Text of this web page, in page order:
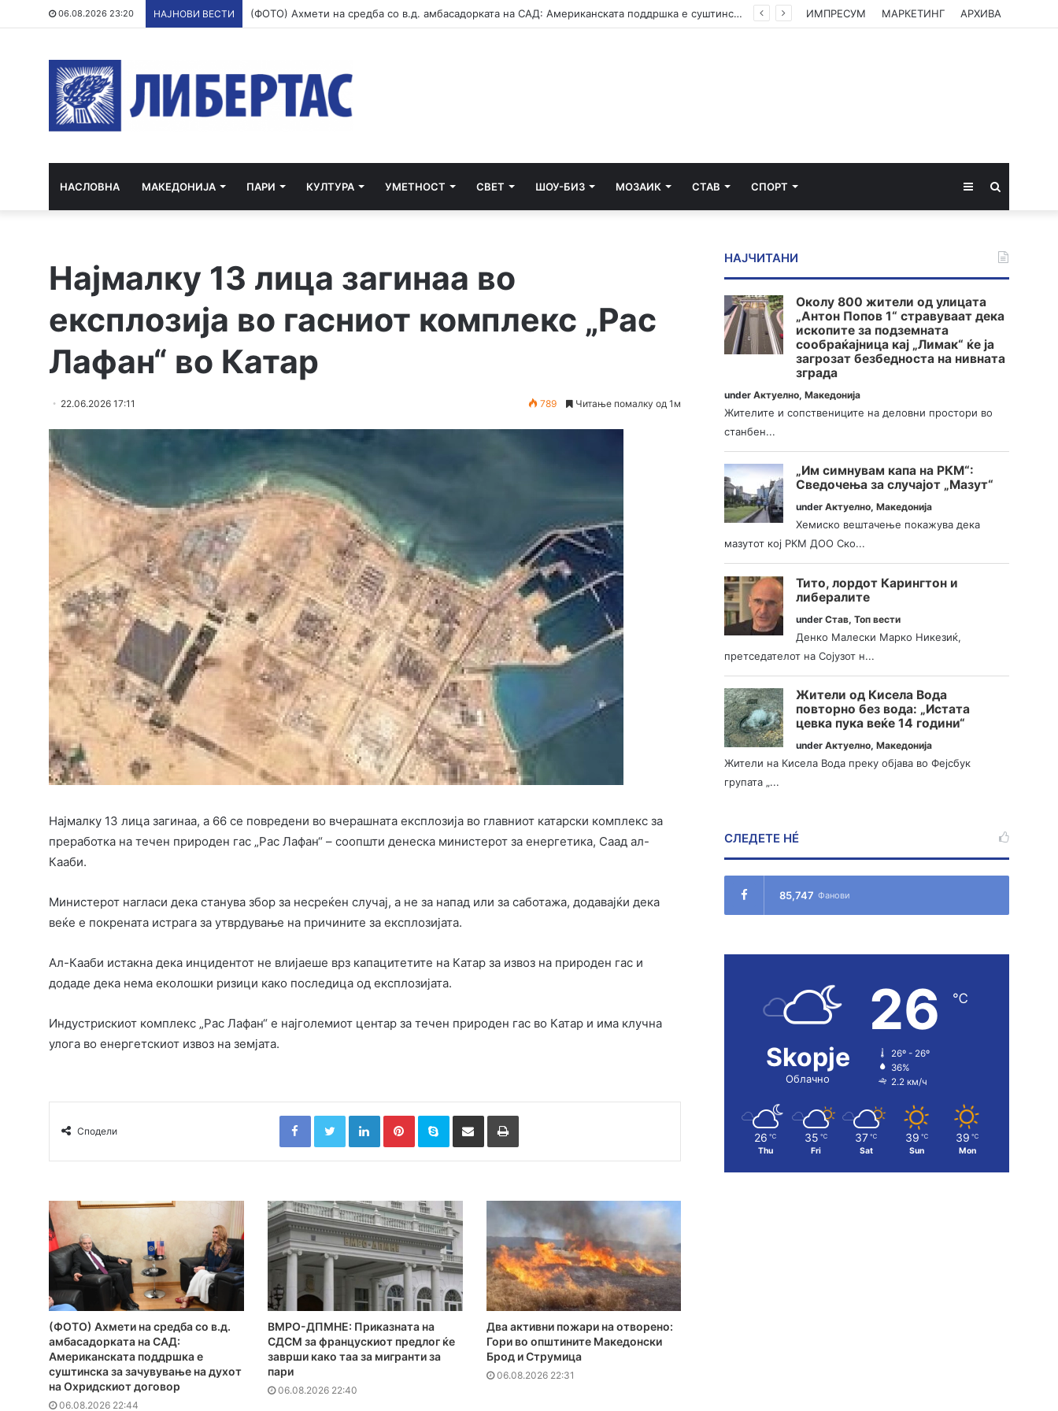
06.08.2026 23:20 НАЈНОВИ ВЕСТИ (ФОТО) Ахмети на средба со в.д. амбасадорката на САД: Американската поддршка е суштинска за зачувување на духот на Охридскиот договор ИМПРЕСУМ МАРКЕТИНГ АРХИВА
НАСЛОВНА МАКЕДОНИЈА ПАРИ КУЛТУРА УМЕТНОСТ СВЕТ ШОУ-БИЗ МОЗАИК СТАВ СПОРТ Sidebar
Најмалку 13 лица загинаа во
експлозија во гасниот комплекс „Рас
Лафан“ во Катар
22.06.2026 17:11 789 Читање помалку од 1м
Најмалку 13 лица загинаа, а 66 се повредени во вчерашната експлозија во главниот катарски комплекс за
преработка на течен природен гас „Рас Лафан“ – соопшти денеска министерот за енергетика, Саад ал-
Кааби.
Министерот нагласи дека станува збор за несреќен случај, а не за напад или за саботажа, додавајќи дека
веќе е покрената истрага за утврдување на причините за експлозијата.
Ал-Кааби истакна дека инцидентот не влијаеше врз капацитетите на Катар за извоз на природен гас и
додаде дека нема еколошки ризици како последица од експлозијата.
Индустрискиот комплекс „Рас Лафан“ е најголемиот центар за течен природен гас во Катар и има клучна
улога во енергетскиот извоз на земјата.
Сподели
FacebookTwitterLinkedInPinterestSkype Сподели преку Е-маил Испринтај
(ФОТО) Ахмети на средба со в.д.
амбасадорката на САД:
Американската поддршка е
суштинска за зачувување на духот
на Охридскиот договор
06.08.2026 22:44
ВМРО-ДПМНЕ: Приказната на
СДСМ за францускиот предлог ќе
заврши како таа за мигранти за
пари
06.08.2026 22:40
Два активни пожари на отворено:
Гори во општините Македонски
Брод и Струмица
06.08.2026 22:31
НАЈЧИТАНИ
Околу 800 жители од улицата
„Антон Попов 1“ стравуваат дека
ископите за подземната
сообраќајница кај „Лимак“ ќе ја
загрозат безбедноста на нивната
зграда
underАктуелно,Македонија
Жителите и сопствениците на деловни простори во
станбен...
„Им симнувам капа на РКМ“:
Сведочења за случајот „Мазут“
underАктуелно,Македонија
Хемиско вештачење покажува дека
мазутот кој РКМ ДОО Ско...
Тито, лордот Карингтон и
либералите
underСтав,Топ вести
Денко Малески Марко Никезиќ,
претседателот на Сојузот н...
Жители од Кисела Вода
повторно без вода: „Истата
цевка пука веќе 14 години“
underАктуелно,Македонија
Жители на Кисела Вода преку објава во Фејсбук
групата „...
СЛЕДЕТЕ НÉ
85,747 Фанови
Skopje
Облачно
26 ℃
26º - 26º
36%
2.2 км/ч
26 ℃
Thu
35 ℃
Fri
37 ℃
Sat
39 ℃
Sun
39 ℃
Mon